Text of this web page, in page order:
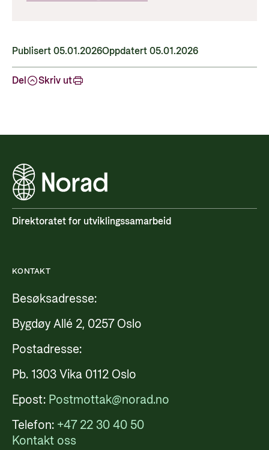
Publisert 05.01.2026Oppdatert 05.01.2026
Del Skriv ut
Direktoratet for utviklingssamarbeid
KONTAKT
Besøksadresse:
Bygdøy Allé 2, 0257 Oslo
Postadresse:
Pb. 1303 Vika 0112 Oslo
Epost: Postmottak@norad.no
Telefon: +47 22 30 40 50
Kontakt oss